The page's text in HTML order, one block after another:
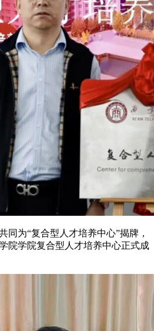
为“复合型人才培养中心”揭牌，
院学院复合型人才培养中心正式成